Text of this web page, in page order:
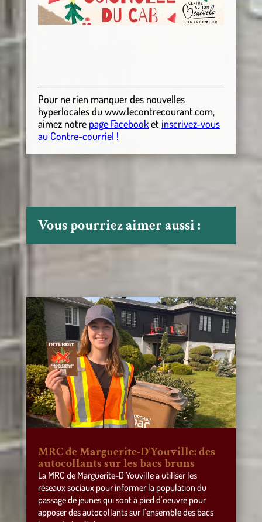
Pour ne rien manquer des nouvelles
hyperlocalesdu www.lecontrecourant.com,
aimez notre page Facebooket inscrivez-vous
au Contre-courriel !
Vous pourriez aimer aussi :
MRC de Marguerite-D’Youville: des
autocollants sur les bacs bruns
La MRC de Marguerite-D’Youville a utiliser les
réseaux sociaux pour informer la population du
passage de jeunes qui sont à pied d’oeuvre pour
apposer des autocollants sur l’ensemble des bacs